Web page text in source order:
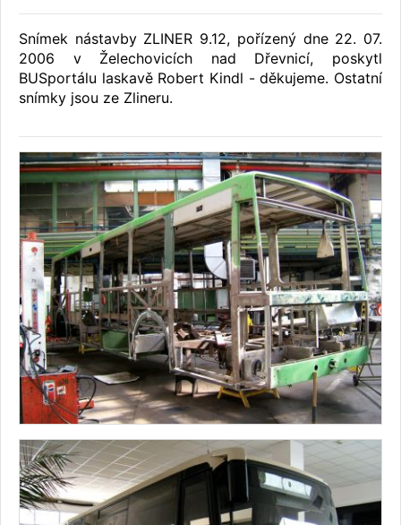
Snímek nástavby ZLINER 9.12, pořízený dne 22. 07.
2006 v Želechovicích nad Dřevnicí, poskytl
BUSportálu laskavě Robert Kindl - děkujeme. Ostatní
snímky jsou ze Zlineru.